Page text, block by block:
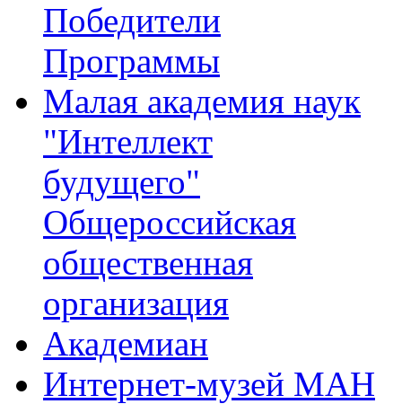
Победители
Программы
Малая академия наук
"Интеллект
будущего"
Общероссийская
общественная
организация
Академиан
Интернет-музей МАН